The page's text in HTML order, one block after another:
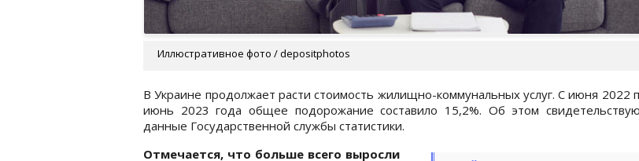
Иллюстративное фото / depositphotos
В Украине продолжает расти стоимость жилищно-коммунальных услуг. С июня 2022
июнь 2023 года общее подорожание составило 15,2%. Об этом
данные Государственной службы статистики.
Отмечается, что больше всего выросли